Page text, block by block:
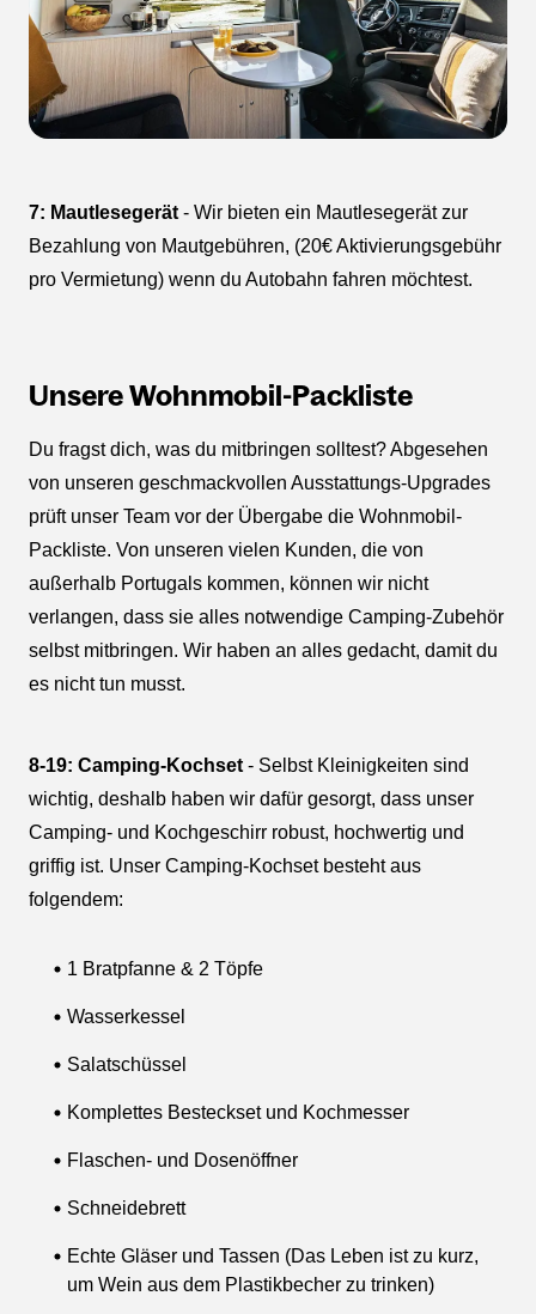
7: Mautlesegerät - Wir bieten ein Mautlesegerät zur
Bezahlung von Mautgebühren, (20€ Aktivierungsgebühr
pro Vermietung) wenn du Autobahn fahren möchtest.
Unsere Wohnmobil-Packliste
Du fragst dich, was du mitbringen solltest? Abgesehen
von unseren geschmackvollen Ausstattungs-Upgrades
prüft unser Team vor der Übergabe die Wohnmobil-
Packliste. Von unseren vielen Kunden, die von
außerhalb Portugals kommen, können wir nicht
verlangen, dass sie alles notwendige Camping-Zubehör
selbst mitbringen. Wir haben an alles gedacht, damit du
es nicht tun musst.
8-19: Camping-Kochset - Selbst Kleinigkeiten sind
wichtig, deshalb haben wir dafür gesorgt, dass unser
Camping- und Kochgeschirr robust, hochwertig und
griffig ist. Unser Camping-Kochset besteht aus
folgendem:
1 Bratpfanne & 2 Töpfe
Wasserkessel
Salatschüssel
Komplettes Besteckset und Kochmesser
Flaschen- und Dosenöffner
Schneidebrett
Echte Gläser und Tassen (Das Leben ist zu kurz,
um Wein aus dem Plastikbecher zu trinken)